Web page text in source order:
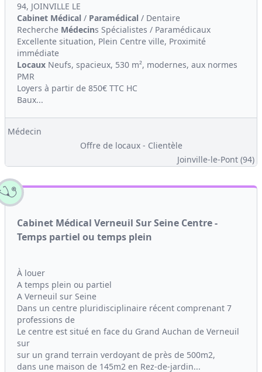
94, JOINVILLE LE
Cabinet Médical / Paramédical / Dentaire
Recherche Médecins Spécialistes / Paramédicaux
Excellente situation, Plein Centre ville, Proximité
immédiate
Locaux Neufs, spacieux, 530 m², modernes, aux normes
PMR
Loyers à partir de 850€ TTC HC
Baux...
Médecin
Offre de locaux - Clientèle
Joinville-le-Pont (94)
Cabinet Médical Verneuil Sur Seine Centre -
Temps partiel ou temps plein
À louer
A temps plein ou partiel
A Verneuil sur Seine
Dans un centre pluridisciplinaire récent comprenant 7
professions de
Le centre est situé en face du Grand Auchan de Verneuil
sur
sur un grand terrain verdoyant de près de 500m2,
dans une maison de 145m2 en Rez-de-jardin...